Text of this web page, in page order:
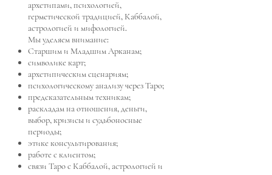
архетипами, психологией,
герметической традицией, Каббалой,
астрологией и мифологией.
Мы уделяем внимание:
Старшим и Младшим Арканам;
символике карт;
архетипическим сценариям;
психологическому анализу через Таро;
предсказательным техникам;
раскладам на отношения, деньги,
выбор, кризисы и судьбоносные
периоды;
этике консультирования;
работе с клиентом;
связи Таро с Каббалой, астрологией и